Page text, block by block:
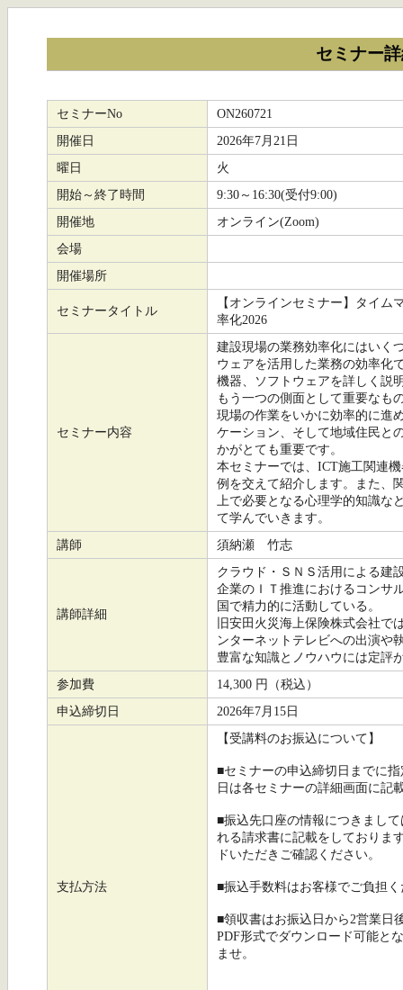
セミナー
セミナーNo
ON260721
開催日
2026年7月21日
曜日
火
開始～終了時間
9:30～16:30(受付9:00)
開催地
オンライン(Zoom)
会場
開催場所
セミナータイトル
【オンラインセミナー】タイ
率化2026
セミナー内容
建設現場の業務効率化にはいく
ウェアを活用した業務の効率化
機器、ソフトウェアを詳しく説
もう一つの側面として重要なも
現場の作業をいかに効率的に進
ケーション、そして地域住民と
かがとても重要です。
本セミナーでは、ICT施工関連
例を交えて紹介します。また、
上で必要となる心理学的知識
て学んでいきます。
講師
須納瀬 竹志
講師詳細
クラウド・ＳＮＳ活用による建
企業のＩＴ推進におけるコンサ
国で精力的に活動している。
旧安田火災海上保険株式会社で
ンターネットテレビへの出演や
豊富な知識とノウハウには定評
参加費
14,300 円（税込）
申込締切日
2026年7月15日
支払方法
【受講料のお振込について】
■セミナーの申込締切日までに
日は各セミナーの詳細画面に記
■振込先口座の情報につきまし
れる請求書に記載をしておりま
ドいただきご確認ください。
■振込手数料はお客様でご負担
■領収書はお振込日から2営業日
PDF形式でダウンロード可能と
ませ。